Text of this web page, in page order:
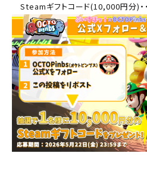
Steamギフトコード(10,000円分)・